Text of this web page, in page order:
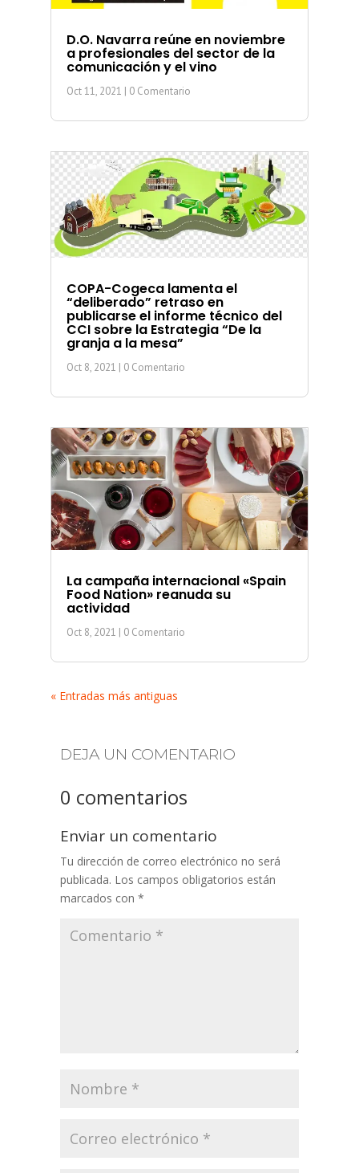
D.O. Navarra reúne en noviembre
a profesionales del sector de la
comunicación y el vino
Oct 11, 2021 | 0 Comentario
COPA-Cogeca lamenta el
“deliberado” retraso en
publicarse el informe técnico del
CCI sobre la Estrategia “De la
granja a la mesa”
Oct 8, 2021 | 0 Comentario
La campaña internacional «Spain
Food Nation» reanuda su
actividad
Oct 8, 2021 | 0 Comentario
« Entradas más antiguas
DEJA UN COMENTARIO
0 comentarios
Enviar un comentario
Tu dirección de correo electrónico no será
publicada. Los campos obligatorios están
marcados con *